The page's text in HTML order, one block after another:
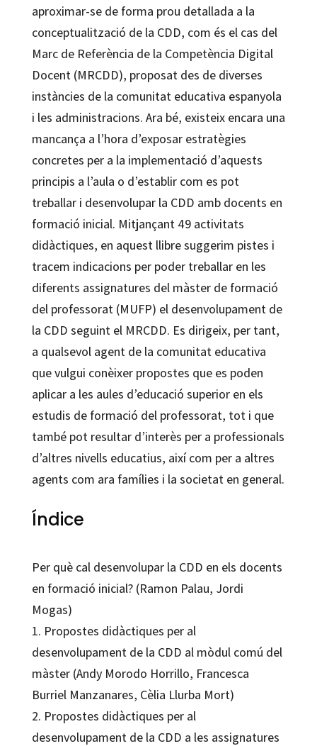
aproximar-se de forma prou detallada a la
conceptualització de la CDD, com és el cas del
Marc de Referència de la Competència Digital
Docent (MRCDD), proposat des de diverses
instàncies de la comunitat educativa espanyola
i les administracions. Ara bé, existeix encara una
mancança a l’hora d’exposar estratègies
concretes per a la implementació d’aquests
principis a l’aula o d’establir com es pot
treballar i desenvolupar la CDD amb docents en
formació inicial. Mitjançant 49 activitats
didàctiques, en aquest llibre suggerim pistes i
tracem indicacions per poder treballar en les
diferents assignatures del màster de formació
del professorat (MUFP) el desenvolupament de
la CDD seguint el MRCDD. Es dirigeix, per tant,
a qualsevol agent de la comunitat educativa
que vulgui conèixer propostes que es poden
aplicar a les aules d’educació superior en els
estudis de formació del professorat, tot i que
també pot resultar d’interès per a professionals
d’altres nivells educatius, així com per a altres
agents com ara famílies i la societat en general.
Índice
Per què cal desenvolupar la CDD en els docents
en formació inicial? (Ramon Palau, Jordi
Mogas)
1. Propostes didàctiques per al
desenvolupament de la CDD al mòdul comú del
màster (Andy Morodo Horrillo, Francesca
Burriel Manzanares, Cèlia Llurba Mort)
2. Propostes didàctiques per al
desenvolupament de la CDD a les assignatures